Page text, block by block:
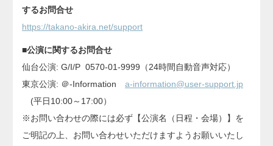
するお問合せ
https://takano-akira.net/support
■公演に関するお問合せ
仙台公演: G/I/P 0570-01-9999（24時間自動音声対応）
東京公演: ＠-Information a-information@user-support.jp
(平日10:00～17:00）
※お問い合わせの際には必ず【公演名（日程・会場）】を
ご明記の上、お問い合わせいただけますようお願いいたし